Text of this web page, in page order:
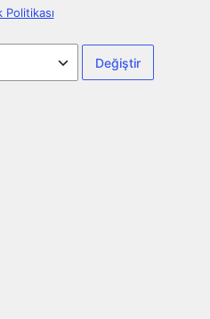
Politikası